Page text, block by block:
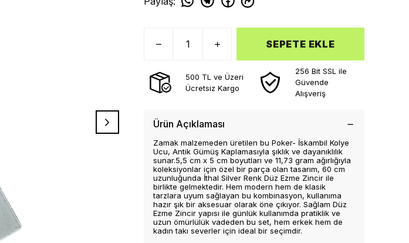
SEPETE EKLE
500 TL ve Üzeri
Ücretsiz Kargo
256 Bit SSL ile
Güvende
Alışveriş
Ürün Açıklaması
Zamak malzemeden üretilen bu Poker- İskambil Kolye
Ucu, Antik Gümüş Kaplamasıyla şıklık ve dayanıklılık
sunar.5,5 cm x 5 cm boyutları ve 11,73 gram ağırlığıyla
koleksiyonlar için özel bir parça olan tasarım, 60 cm
uzunluğunda İthal Silver Renk Düz Ezme Zincir ile
birlikte gelmektedir. Hem modern hem de klasik
tarzlara uyum sağlayan bu kombinasyon, kullanıma
hazır şık bir aksesuar olarak öne çıkıyor. Sağlam Düz
Ezme Zincir yapısı ile günlük kullanımda pratiklik ve
uzun ömürlülük vadeden bu set, hem erkek hem de
kadın takı severler için ideal bir seçimdir.